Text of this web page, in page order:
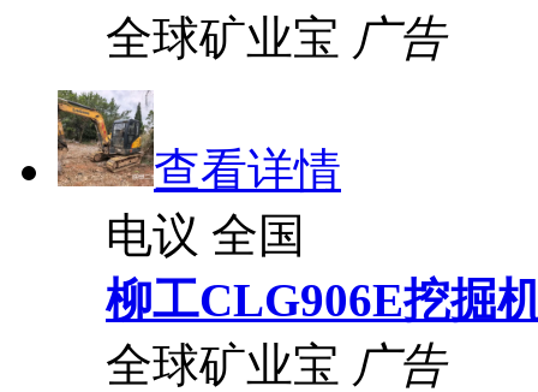
全球矿业宝 广告
查看详情
电议 全国
柳工CLG906E挖掘
全球矿业宝 广告